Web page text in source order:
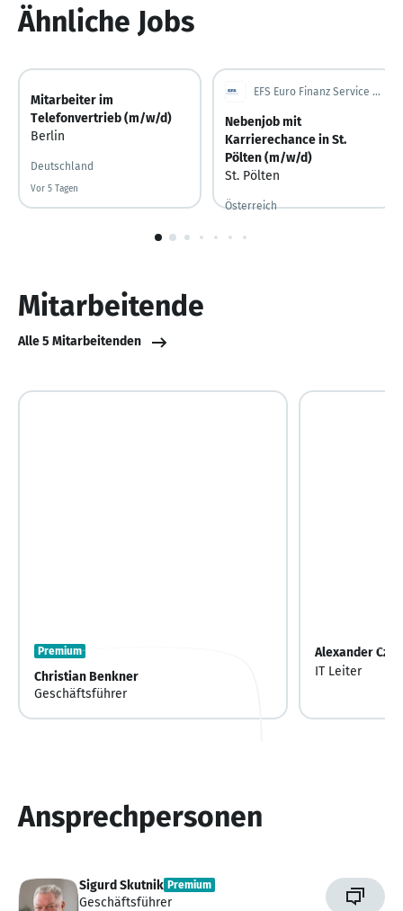
Ähnliche Jobs
Mitarbeiter im
Telefonvertrieb (m/w/d)
Berlin
Deutschland
Vor 5 Tagen
Vor 5 Tagen veröffentlicht
EFS Euro Finanz Service Vermittlungs AG
Nebenjob mit
Karrierechance in St.
Pölten (m/w/d)
St. Pölten
Österreich
1
Mitarbeitende
Alle 5 Mitarbeitenden
Premium
Christian Benkner
Geschäftsführer
Alexander
IT Leiter
Ansprechpersonen
Sigurd Skutnik Premium
Geschäftsführer